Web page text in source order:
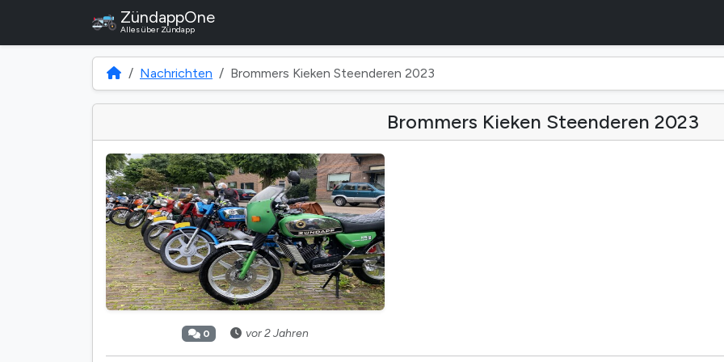
ZündappOne
Alles über Zündapp
Nachrichten Brommers Kieken Steenderen 2023
Brommers Kieken Steenderen 2023
0 vor 2 Jahren